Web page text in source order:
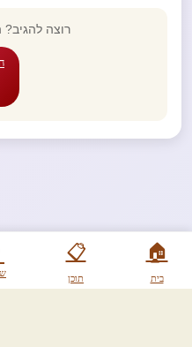
🏠
בית
📋
תוכן
רוצה